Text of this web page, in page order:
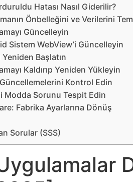
Hatası Nasıl Giderilir?
Önbelleğini ve Verilerini
Güncelleyin
Sistem WebView’i Güncelleyin
Yeniden Başlatın
Kaldırıp Yeniden Yükleyin
Kontrol Edin
Modda Sorunu Tespit Edin
Fabrika Ayarlarına Dönüş
Sorular (SSS)